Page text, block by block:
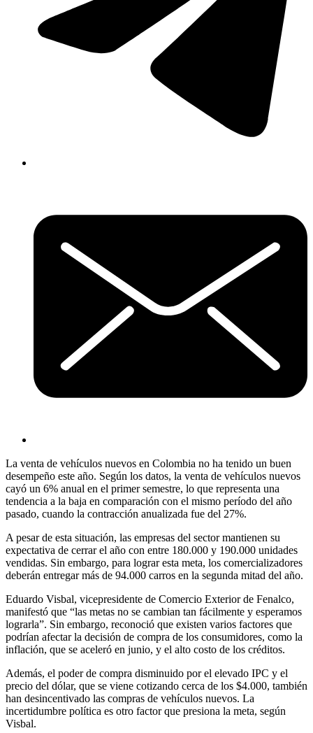
La venta de vehículos nuevos en Colombia no ha tenido un buen
desempeño este año. Según los datos, la venta de vehículos nuevos
cayó un 6% anual en el primer semestre, lo que representa una
tendencia a la baja en comparación con el mismo período del año
pasado, cuando la contracción anualizada fue del 27%.
A pesar de esta situación, las empresas del sector mantienen su
expectativa de cerrar el año con entre 180.000 y 190.000 unidades
vendidas. Sin embargo, para lograr esta meta, los comercializadores
deberán entregar más de 94.000 carros en la segunda mitad del año.
Eduardo Visbal, vicepresidente de Comercio Exterior de Fenalco,
manifestó que “las metas no se cambian tan fácilmente y esperamos
lograrla”. Sin embargo, reconoció que existen varios factores que
podrían afectar la decisión de compra de los consumidores, como la
inflación, que se aceleró en junio, y el alto costo de los créditos.
Además, el poder de compra disminuido por el elevado IPC y el
precio del dólar, que se viene cotizando cerca de los $4.000, también
han desincentivado las compras de vehículos nuevos. La
incertidumbre política es otro factor que presiona la meta, según
Visbal.